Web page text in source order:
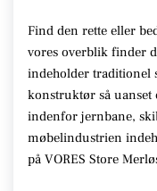
Find den rette eller
vores overblik finder
indeholder traditionel
konstruktør så
indenfor jernbane,
møbelindustrien
på VORES Store